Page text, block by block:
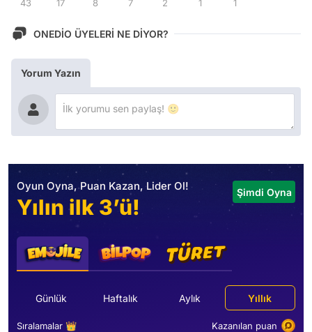
43 17 8 7 2 1 1
ONEDİO ÜYELERİ NE DİYOR?
Yorum Yazın
Oyun Oyna, Puan Kazan, Lider Ol!
Yılın ilk 3’ü!
Şimdi Oyna
Günlük Haftalık Aylık Yıllık
Sıralamalar 👑 Kazanılan puan